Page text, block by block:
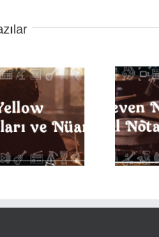
Seven Nation Army
Davul Notaları ve
Nüansları